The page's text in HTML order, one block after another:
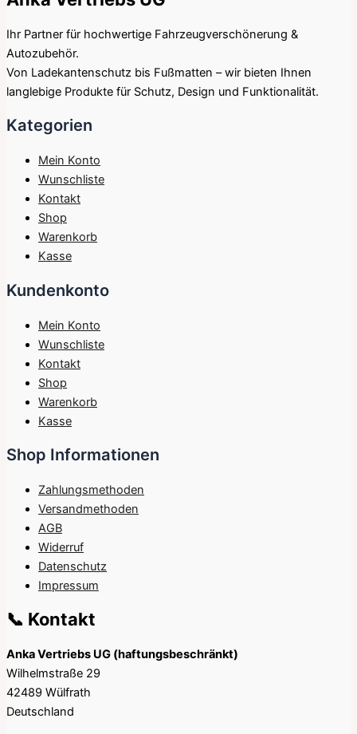
Ihr Partner für hochwertige Fahrzeugverschönerung &
Autozubehör.
Von Ladekantenschutz bis Fußmatten – wir bieten Ihnen
langlebige Produkte für Schutz, Design und Funktionalität.
Kategorien
Mein Konto
Wunschliste
Kontakt
Shop
Warenkorb
Kasse
Kundenkonto
Mein Konto
Wunschliste
Kontakt
Shop
Warenkorb
Kasse
Shop Informationen
Zahlungsmethoden
Versandmethoden
AGB
Widerruf
Datenschutz
Impressum
📞 Kontakt
Anka Vertriebs UG (haftungsbeschränkt)
Wilhelmstraße 29
42489 Wülfrath
Deutschland